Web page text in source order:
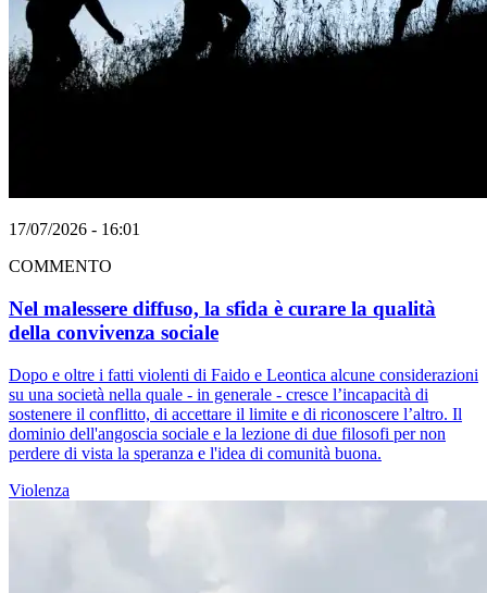
17/07/2026 - 16:01
COMMENTO
Nel malessere diffuso, la sfida è curare la qualità
della convivenza sociale
Dopo e oltre i fatti violenti di Faido e Leontica alcune considerazioni
su una società nella quale - in generale - cresce l’incapacità di
sostenere il conflitto, di accettare il limite e di riconoscere l’altro. Il
dominio dell'angoscia sociale e la lezione di due filosofi per non
perdere di vista la speranza e l'idea di comunità buona.
Violenza